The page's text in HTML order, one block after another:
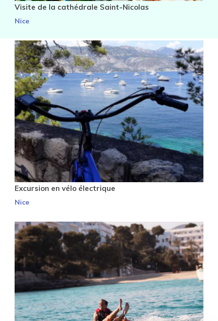
Visite de la cathédrale Saint-Nicolas
Nice
Excursion en vélo électrique
Nice